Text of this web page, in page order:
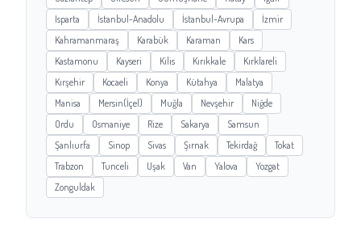
Isparta
İstanbul-Anadolu İstanbul-Avrupa
İzmir
Kahramanmaraş
Karabük Karaman
Kars
Kastamonu
Kayseri Kilis Kırıkkale
Kırklareli
Kırşehir
Kocaeli Konya Kütahya
Malatya
Manisa
Mersin(İçel) Muğla Nevşehir
Niğde
Ordu
Osmaniye Rize Sakarya
Samsun
Şanlıurfa
Sinop Sivas Şırnak Tekirdağ
Tokat
Trabzon
Tunceli Uşak Van Yalova
Yozgat
Zonguldak